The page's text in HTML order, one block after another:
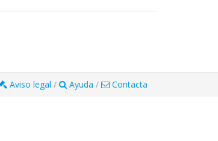
Aviso legal / Ayuda / Contacta